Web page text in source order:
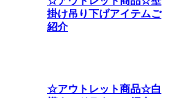
掛け吊り下げアイテムご
紹介
☆アウトレット商品☆白